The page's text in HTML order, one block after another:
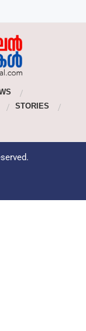
STORIES